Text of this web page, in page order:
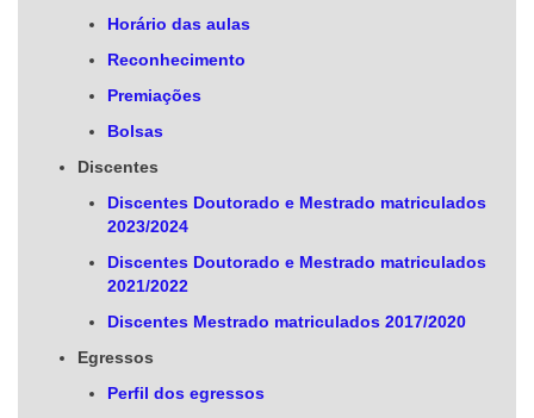
Horário das aulas
Reconhecimento
Premiações
Bolsas
Discentes
Discentes Doutorado e Mestrado matriculados
2023/2024
Discentes Doutorado e Mestrado matriculados
2021/2022
Discentes Mestrado matriculados 2017/2020
Egressos
Perfil dos egressos